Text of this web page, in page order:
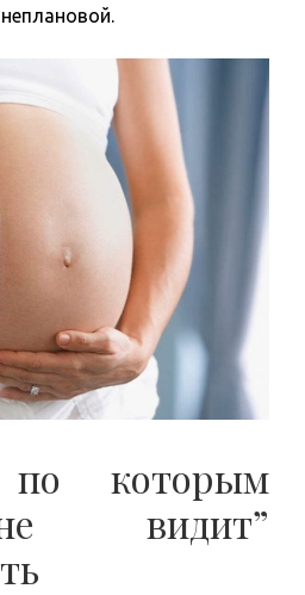
которым
видит”